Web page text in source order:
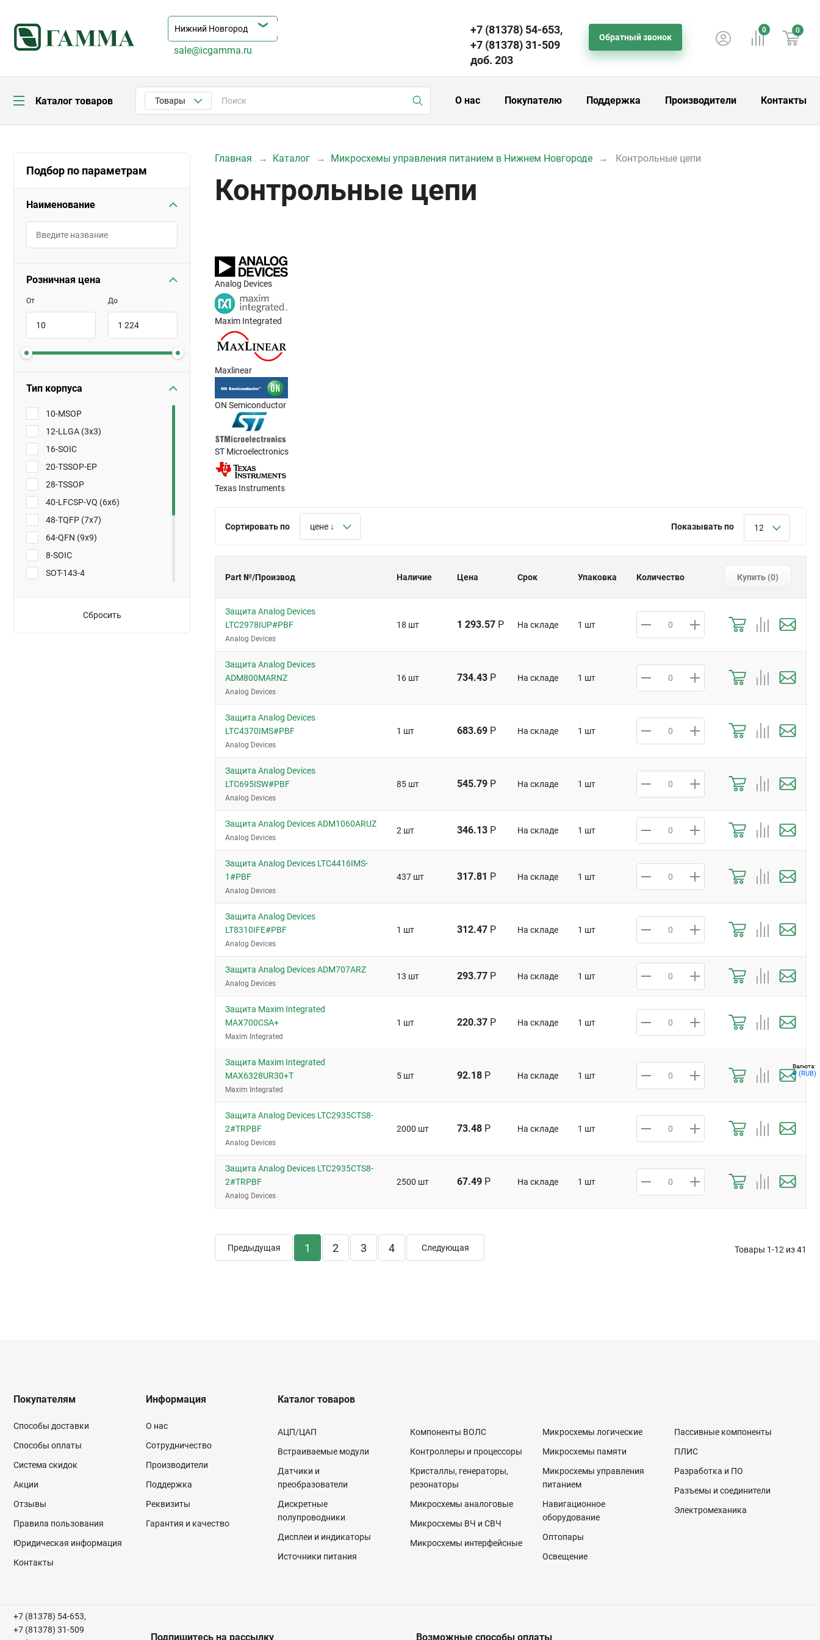
Валюта:
Р (RUB)
+7 (81378) 54-653,
+7 (81378) 31-509
доб. 203
Обратный звонок
sale@icgamma.ru
0 0
Каталог товаров Товары О нас Покупателю Поддержка Производители Контакты
Подбор по параметрам
Наименование
Розничная цена
От До
Тип корпуса
10-MSOP
12-LLGA (3x3)
16-SOIC
20-TSSOP-EP
28-TSSOP
40-LFCSP-VQ (6x6)
48-TQFP (7x7)
64-QFN (9x9)
8-SOIC
SOT-143-4
Сбросить
Главная Каталог Микросхемы управления питанием в Нижнем Новгороде Контрольные цепи
Контрольные цепи
Analog Devices
Maxim Integrated
Maxlinear
ON Semiconductor
ST Microelectronics
Texas Instruments
Сортировать по цене ↓ Показывать по 12
Part №/Производ Наличие Цена Срок Упаковка Количество Купить (0)
Защита Analog Devices
LTC2978IUP#PBF
Analog Devices
18 шт 1 293.57 Р На складе 1 шт
Защита Analog Devices
ADM800MARNZ
Analog Devices
16 шт 734.43 Р На складе 1 шт
Защита Analog Devices
LTC4370IMS#PBF
Analog Devices
1 шт 683.69 Р На складе 1 шт
Защита Analog Devices
LTC695ISW#PBF
Analog Devices
85 шт 545.79 Р На складе 1 шт
Защита Analog Devices ADM1060ARUZ
Analog Devices
2 шт 346.13 Р На складе 1 шт
Защита Analog Devices LTC4416IMS-
1#PBF
Analog Devices
437 шт 317.81 Р На складе 1 шт
Защита Analog Devices
LT8310IFE#PBF
Analog Devices
1 шт 312.47 Р На складе 1 шт
Защита Analog Devices ADM707ARZ
Analog Devices
13 шт 293.77 Р На складе 1 шт
Защита Maxim Integrated
MAX700CSA+
Maxim Integrated
1 шт 220.37 Р На складе 1 шт
Защита Maxim Integrated
MAX6328UR30+T
Maxim Integrated
5 шт 92.18 Р На складе 1 шт
Защита Analog Devices LTC2935CTS8-
2#TRPBF
Analog Devices
2000 шт 73.48 Р На складе 1 шт
Защита Analog Devices LTC2935CTS8-
2#TRPBF
Analog Devices
2500 шт 67.49 Р На складе 1 шт
Предыдущая 1 2 3 4 Следующая Товары 1-12 из41
Покупателям
Способы доставки
Способы оплаты
Система скидок
Акции
Отзывы
Правила пользования
Юридическая информация
Контакты
Информация
О нас
Сотрудничество
Производители
Поддержка
Реквизиты
Гарантия и качество
Каталог товаров
АЦП/ЦАП
Встраиваемые модули
Датчики и
преобразователи
Дискретные
полупроводники
Дисплеи и индикаторы
Источники питания
Компоненты ВОЛС
Контроллеры и процессоры
Кристаллы, генераторы,
резонаторы
Микросхемы аналоговые
Микросхемы ВЧ и СВЧ
Микросхемы интерфейсные
Микросхемы логические
Микросхемы памяти
Микросхемы управления
питанием
Навигационное
оборудование
Оптопары
Освещение
Пассивные компоненты
ПЛИС
Разработка и ПО
Разъемы и соединители
Электромеханика
Подпишитесь на рассылку
+7 (81378) 54-653,
+7 (81378) 31-509
Возможные способы оплаты